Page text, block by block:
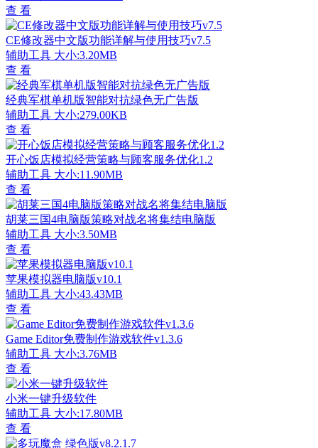
查 看
CE修改器中文版功能详解与使用技巧v7.5
辅助工具 大小:3.20MB
查 看
经典军棋单机版智能对抗绿色无广告版
辅助工具 大小:279.00KB
查 看
开心饭店模拟经营策略与顾客服务优化1.2
辅助工具 大小:11.90MB
查 看
胡莱三国4电脑版策略对战名将集结电脑版
辅助工具 大小:3.50MB
查 看
苹果模拟器电脑版v10.1
辅助工具 大小:43.43MB
查 看
Game Editor免费制作游戏软件v1.3.6
辅助工具 大小:3.76MB
查 看
小米一键升级软件
辅助工具 大小:17.80MB
查 看